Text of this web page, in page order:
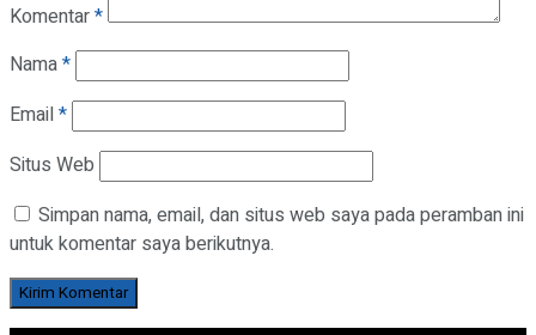
Komentar*
Nama*
Email*
Situs Web
Simpan nama, email, dan situs web saya pada peramban ini
untuk komentar saya berikutnya.